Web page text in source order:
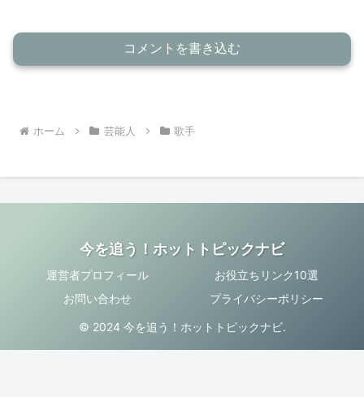
コメントを書き込む
ホーム 芸能人 歌手
今を追う！ホットトピックナビ
運営者プロフィール
お役立ちリンク10選
お問い合わせ
プライバシーポリシー
© 2024 今を追う！ホットトピックナビ.